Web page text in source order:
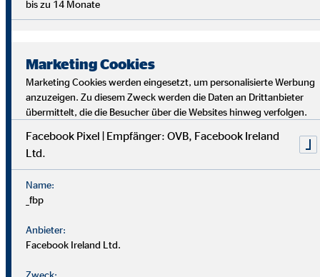
Bei uns findest du Sicherheit, Selbstbestimmung und
Flexibilität. Teamarbeit und Austausch stehen im
Mittelpunkt. Dein Alltag ist vielfältig, da jede*r Kund*in
individuelle Lösungen braucht. Als OVB-Berater*in
unterstützt du Kund*innen, die richtigen finanziellen
Entscheidungen zu treffen.
bis zu 14 Monate
Marketing Cookies
Marketing Cookies werden eingesetzt, um personalisierte Werbung
anzuzeigen. Zu diesem Zweck werden die Daten an Drittanbieter
übermittelt, die die Besucher über die Websites hinweg verfolgen.
Facebook Pixel | Empfänger: OVB, Facebook Ireland
Ltd.
Name:
_fbp
Anbieter:
Facebook Ireland Ltd.
Zweck: